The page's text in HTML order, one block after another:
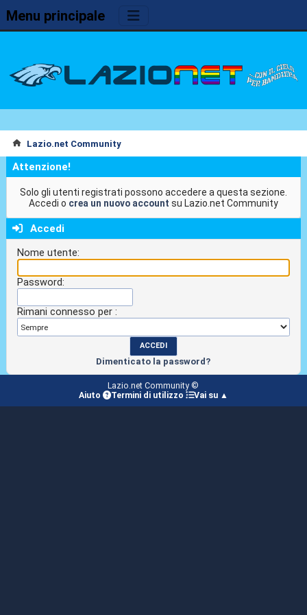
Menu principale
Lazio.net Community
Attenzione!
Solo gli utenti registrati possono accedere a questa sezione.
Accedi o crea un nuovo account su Lazio.net Community
Accedi
Nome utente:
Password:
Rimani connesso per :
Dimenticato la password?
Lazio.net Community ©
Aiuto
Termini di utilizzo Vai su ▲